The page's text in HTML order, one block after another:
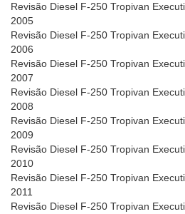
Revisão Diesel F-250 Tropivan
2005
Revisão Diesel F-250 Tropivan
2006
Revisão Diesel F-250 Tropivan
2007
Revisão Diesel F-250 Tropivan
2008
Revisão Diesel F-250 Tropivan
2009
Revisão Diesel F-250 Tropivan
2010
Revisão Diesel F-250 Tropivan
2011
Revisão Diesel F-250 Tropivan